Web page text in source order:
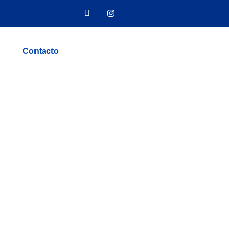
Contacto